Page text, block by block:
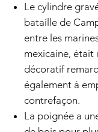
Le cylindre
bataille de
entre les
mexicaine, était
décoratif
également à
contrefaçon.
La poignée a